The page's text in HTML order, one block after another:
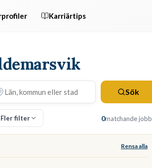
Karriärtips
Sök
Fler filter 0matchande jobb
Rensa alla